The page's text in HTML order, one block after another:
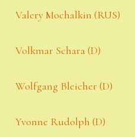
Valery Mochalkin (RUS)
Volkmar Schara (D)
Wolfgang Bleicher (D)
Yvonne Rudolph (D)